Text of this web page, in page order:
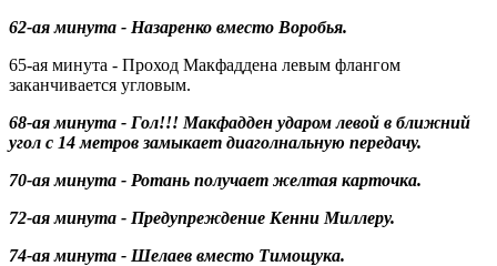
62-ая минута - Назаренко вместо Воробья.
65-ая минута - Проход Макфаддена левым флангом
заканчивается угловым.
68-ая минута - Гол!!! Макфадден ударом левой в ближний
угол с 14 метров замыкает диаголнальную передачу.
70-ая минута - Ротань получает желтая карточка.
72-ая минута - Предупреждение Кенни Миллеру.
74-ая минута - Шелаев вместо Тимощука.